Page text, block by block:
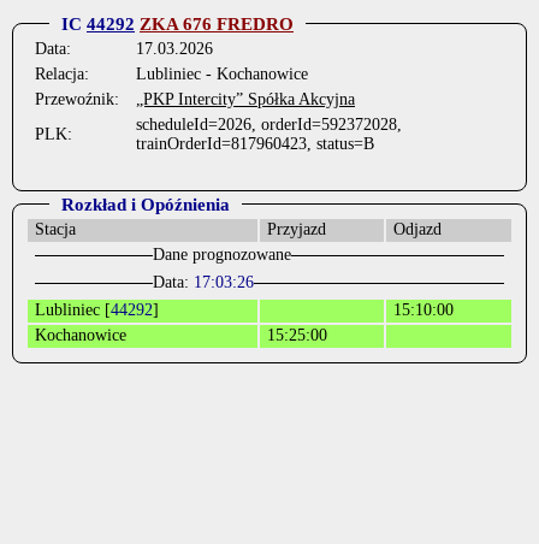
IC 44292 ZKA 676 FREDRO
Data:
17.03.2026
Relacja:
Lubliniec - Kochanowice
Przewoźnik:
„PKP Intercity” Spółka Akcyjna
PLK:
scheduleId=2026, orderId=592372028,
trainOrderId=817960423, status=B
Rozkład i Opóźnienia
Stacja Przyjazd
Odjazd
Dane prognozowane
Data: 17:03:26
Lubliniec [44292]
15:10:00
Kochanowice
15:25:00